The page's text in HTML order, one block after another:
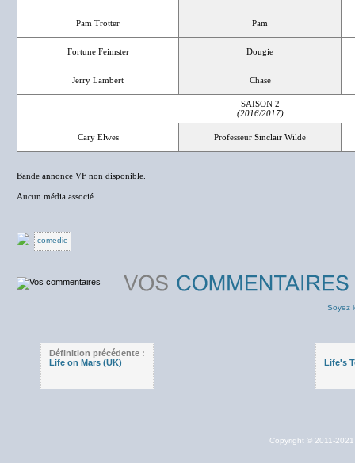
Pam Trotter Pam
Fortune Feimster Dougie
Jerry Lambert Chase
SAISON 2
(2016/2017)
Cary Elwes Professeur Sinclair Wilde
Bande annonce VF non disponible.
Aucun média associé.
comedie
Soyez
Définition précédente :
Life on Mars (UK)
Life's
Copyright © 2011-